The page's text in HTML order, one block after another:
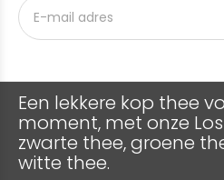
Een lekkere kop thee
moment, met onze
zwarte thee, groene
witte thee.